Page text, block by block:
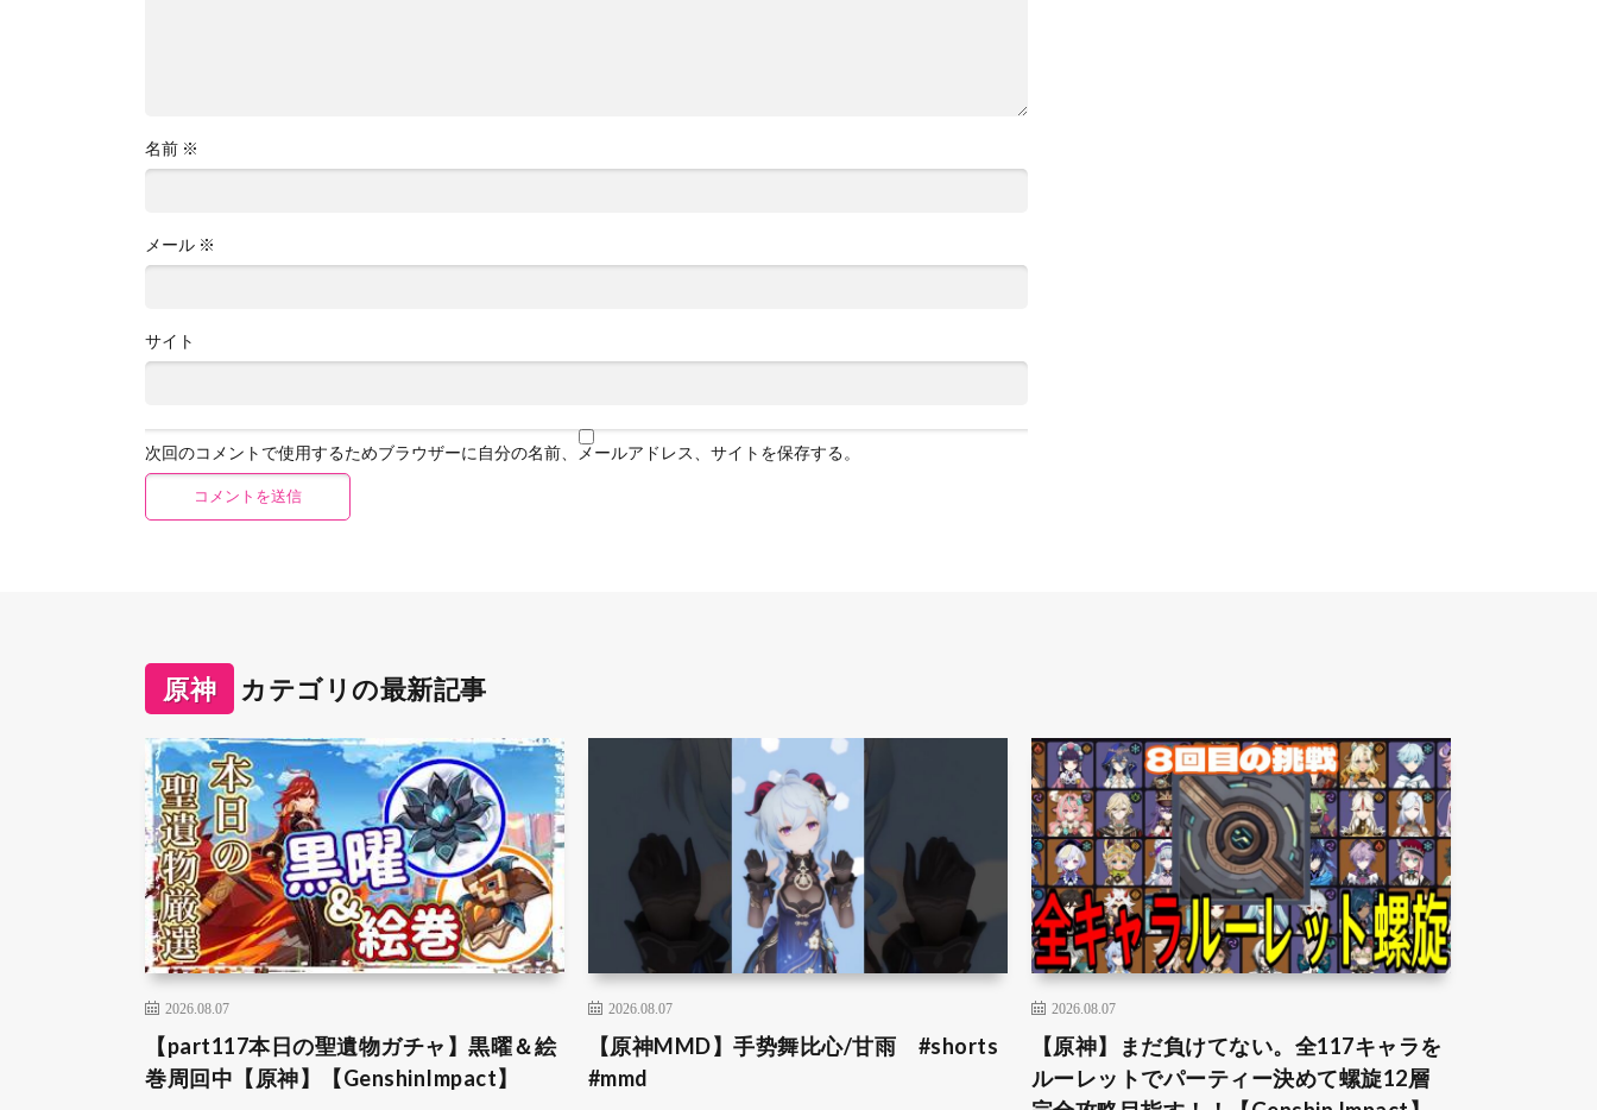
名前 ※
メール ※
サイト
次回のコメントで使用するためブラウザーに自分の名前、メールアドレス、サイトを保存する。
原神 カテゴリの最新記事
2026.08.07
【part117本日の聖遺物ガチャ】黒曜＆絵
巻周回中【原神】【GenshinImpact】
2026.08.07
【原神MMD】手势舞比心/甘雨 #shorts
#mmd
2026.08.07
【原神】まだ負けてない。全117キャラを
ルーレットでパーティー決めて螺旋12層